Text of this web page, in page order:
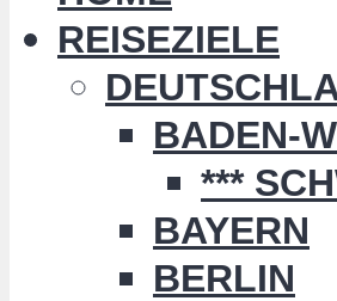
REISEZIELE
BADEN-
***
BAYERN
BERLIN